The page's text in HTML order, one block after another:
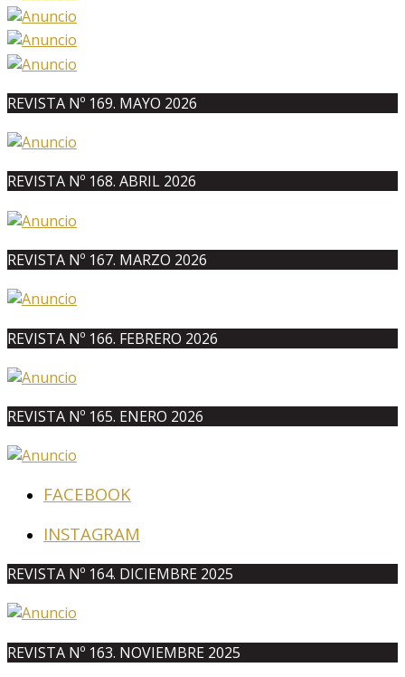
REVISTA Nº 169. MAYO 2026
REVISTA Nº 168. ABRIL 2026
REVISTA Nº 167. MARZO 2026
REVISTA Nº 166. FEBRERO 2026
REVISTA Nº 165. ENERO 2026
FACEBOOK
INSTAGRAM
REVISTA Nº 164. DICIEMBRE 2025
REVISTA Nº 163. NOVIEMBRE 2025